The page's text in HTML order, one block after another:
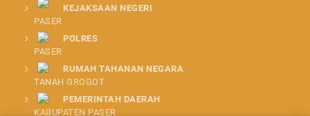
KEJAKSAAN NEGERI
PASER
POLRES
PASER
RUMAH TAHANAN NEGARA
TANAH GROGOT
PEMERINTAH DAERAH
KABUPATEN PASER